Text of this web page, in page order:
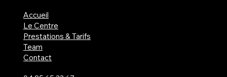
Accueil
Le Centre
Prestations & Tarifs
Team
Contact